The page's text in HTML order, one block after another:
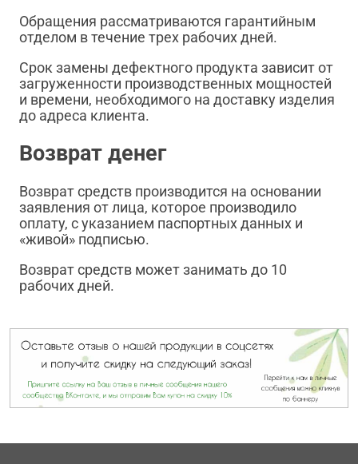
Обращения рассматриваются гарантийным
отделом в течение трех рабочих дней.
Срок замены дефектного продукта зависит от
загруженности производственных мощностей
и времени, необходимого на доставку изделия
до адреса клиента.
Возврат денег
Возврат средств производится на основании
заявления от лица, которое производило
оплату, с указанием паспортных данных и
«живой» подписью.
Возврат средств может занимать до 10
рабочих дней.